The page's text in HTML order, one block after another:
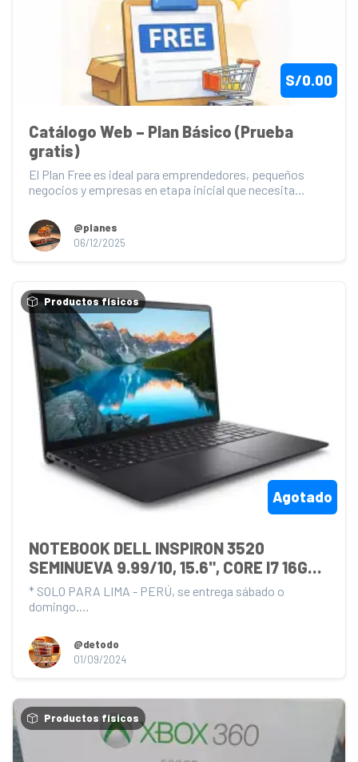
S/0.00
Catálogo Web – Plan Básico (Prueba
gratis)
El Plan Free es ideal para emprendedores, pequeños
negocios y empresas en etapa inicial que necesita...
@planes
06/12/2025
Productos físicos
Agotado
NOTEBOOK DELL INSPIRON 3520
SEMINUEVA 9.99/10, 15.6", CORE I7 16GB
DDR4, LICENCIAS ORIGINALES Y
* SOLO PARA LIMA - PERÚ, se entrega sábado o
domingo.
NOTEBOOK DELL INSPIRON 3520 SEMINUEVA (para...
@detodo
01/09/2024
Productos físicos